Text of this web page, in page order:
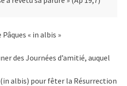
« in albis »
des Journées d’amitié, auquel
albis) pour fêter la Résurrection